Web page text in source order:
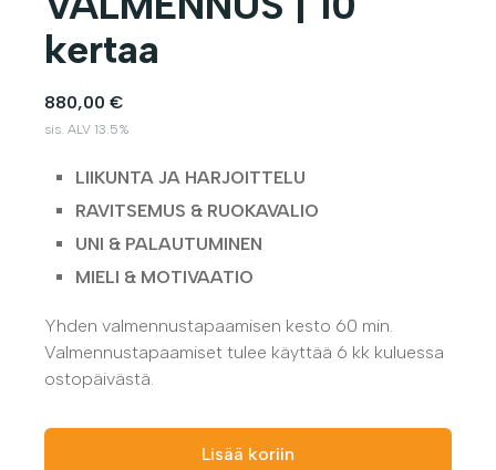
kertaa
880,00 €
sis. ALV 13.5%
LIIKUNTA JA HARJOITTELU
RAVITSEMUS & RUOKAVALIO
UNI & PALAUTUMINEN
MIELI & MOTIVAATIO
Yhden valmennustapaamisen kesto 60 min.
Valmennustapaamiset tulee käyttää 6 kk kuluessa
ostopäivästä.
Lisää koriin